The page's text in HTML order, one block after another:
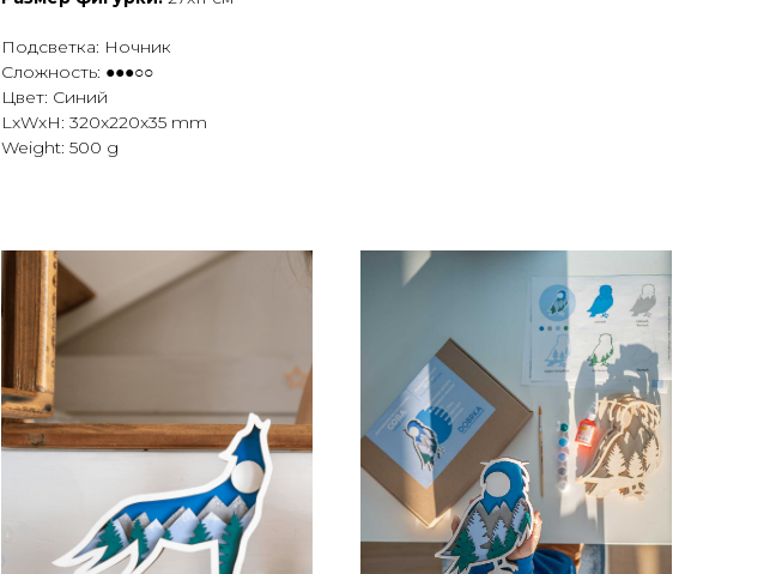
Подсветка: Ночник
Сложность: ●●●○○
Цвет: Синий
LxWxH: 320x220x35 mm
Weight: 500 g